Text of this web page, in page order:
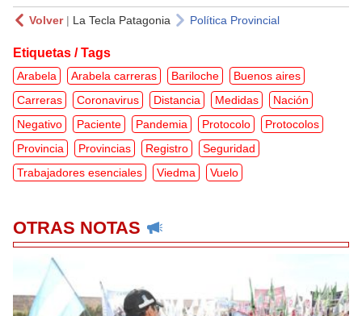
Volver| La Tecla Patagonia Política Provincial
Etiquetas / Tags
Arabela Arabela carreras Bariloche
Buenos aires
Carreras
Coronavirus Distancia Medidas
Nación
Negativo
Paciente Pandemia Protocolo
Protocolos
Provincia
Provincias Registro
Seguridad
Trabajadores esenciales
Viedma Vuelo
OTRAS NOTAS